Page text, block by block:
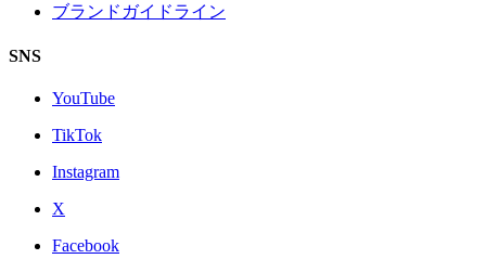
ブランドガイドライン
SNS
YouTube
TikTok
Instagram
X
Facebook